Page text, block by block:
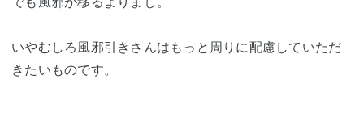
いやむしろ風邪引きさんはもっと周りに配慮していただ
きたいものです。